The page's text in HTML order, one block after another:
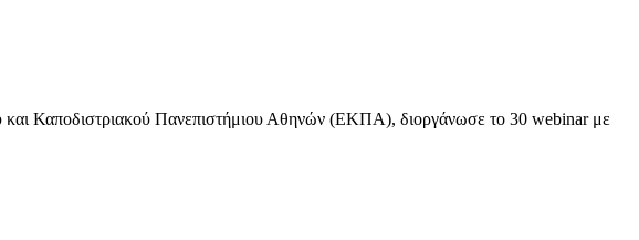
Καποδιστριακού Πανεπιστήμιου Αθηνών (ΕΚΠΑ), διοργάνωσε το 30 webinar με